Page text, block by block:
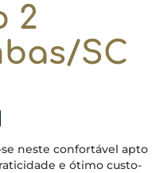
2
SC
neste confortável apto
e ótimo custo-